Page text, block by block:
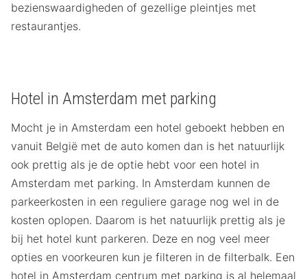
bezienswaardigheden of gezellige pleintjes met
restaurantjes.
Hotel in Amsterdam met parking
Mocht je in Amsterdam een hotel geboekt hebben en
vanuit België met de auto komen dan is het natuurlijk
ook prettig als je de optie hebt voor een hotel in
Amsterdam met parking. In Amsterdam kunnen de
parkeerkosten in een reguliere garage nog wel in de
kosten oplopen. Daarom is het natuurlijk prettig als je
bij het hotel kunt parkeren. Deze en nog veel meer
opties en voorkeuren kun je filteren in de filterbalk. Een
hotel in Amsterdam centrum met parking is al helemaal